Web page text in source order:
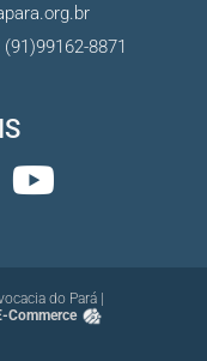
8871
do Pará |
Commerce